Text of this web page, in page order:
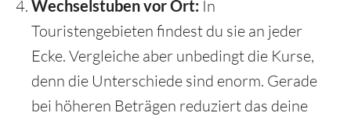
Wechselstuben vor Ort: In
Touristengebieten findest du sie an jeder
Ecke. Vergleiche aber unbedingt die Kurse,
denn die Unterschiede sind enorm. Gerade
bei höheren Beträgen reduziert das deine